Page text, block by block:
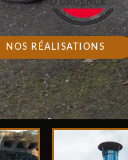
NOS RÉALISATIONS